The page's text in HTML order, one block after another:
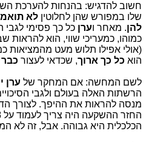
חשוב להדגיש: בהנחות להערכת
שלו במפורש שהן לחלוטין לא
להן. מאחר וערן כל כך פסימי
כמוהו, כמעריכי שווי, הוא להראות
(אולי אפילו תלוש מעט מהמציאות
הוא כל כך ארוך, שכדאי לעצור כבר
לשם המחשה: אם המחקר של ערן
הרשתות האלה בעולם ולגבי
מנסה להראות את ההיפך. לצורך
הכלכלית היא גבוהה. אבל, זה לא